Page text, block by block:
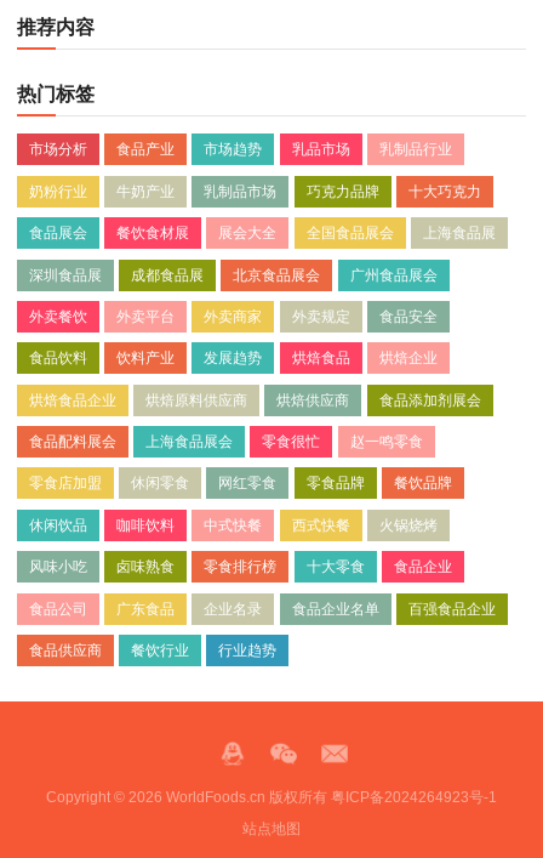
推荐内容
热门标签
市场分析 食品产业 市场趋势 乳品市场 乳制品行业
奶粉行业 牛奶产业 乳制品市场 巧克力品牌 十大巧克力
食品展会 餐饮食材展 展会大全 全国食品展会 上海食品展
深圳食品展 成都食品展 北京食品展会 广州食品展会
外卖餐饮 外卖平台 外卖商家 外卖规定 食品安全
食品饮料 饮料产业 发展趋势 烘焙食品 烘焙企业
烘焙食品企业 烘焙原料供应商 烘焙供应商 食品添加剂展会
食品配料展会 上海食品展会 零食很忙 赵一鸣零食
零食店加盟 休闲零食 网红零食 零食品牌 餐饮品牌
休闲饮品 咖啡饮料 中式快餐 西式快餐 火锅烧烤
风味小吃 卤味熟食 零食排行榜 十大零食 食品企业
食品公司 广东食品 企业名录 食品企业名单 百强食品企业
食品供应商 餐饮行业 行业趋势
Copyright © 2026 WorldFoods.cn 版权所有 粤ICP备2024264923号-1
站点地图